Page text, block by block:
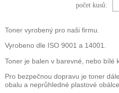
počet kusů:
Toner vyrobený pro naši firmu.
Vyrobeno dle ISO 9001 a 14001.
Toner je balen v barevné, nebo bílé
Pro bezpečnou dopravu je toner
obalu a neprůhledné plastové obálce.